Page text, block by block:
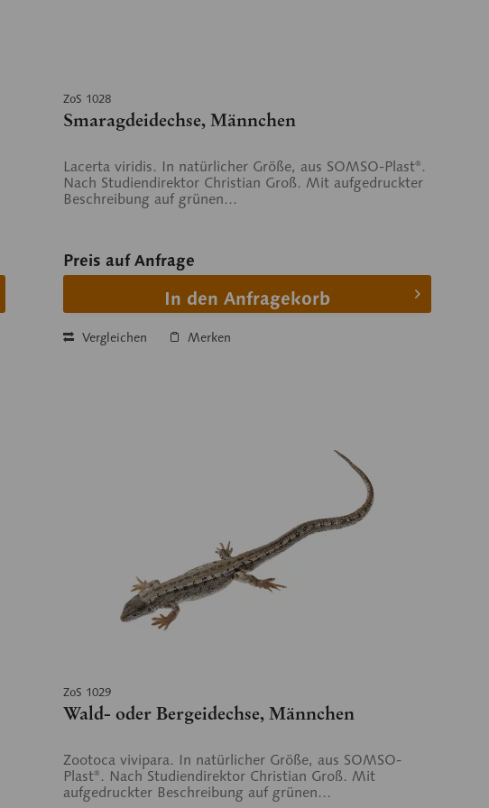
ZoS 1028
Smaragdeidechse, Männchen
Lacerta viridis. In natürlicher Größe, aus SOMSO-Plast®.
Nach Studiendirektor Christian Groß. Mit aufgedruckter
Beschreibung auf grünen...
Preis auf Anfrage
In den Anfragekorb
Vergleichen Merken
ZoS 1029
Wald- oder Bergeidechse, Männchen
Zootoca vivipara. In natürlicher Größe, aus SOMSO-
Plast®. Nach Studiendirektor Christian Groß. Mit
aufgedruckter Beschreibung auf grünen...